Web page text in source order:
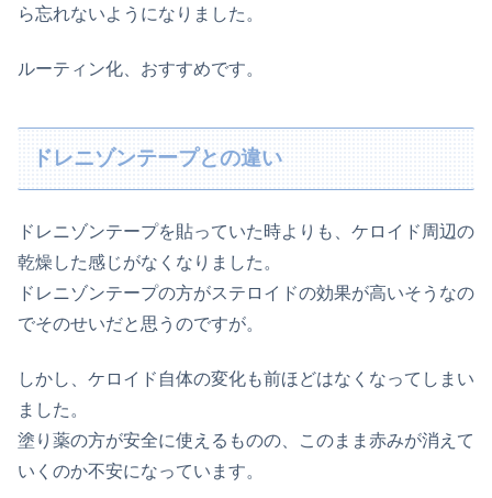
ら忘れないようになりました。
ルーティン化、おすすめです。
ドレニゾンテープとの違い
ドレニゾンテープを貼っていた時よりも、ケロイド周辺の
乾燥した感じがなくなりました。
ドレニゾンテープの方がステロイドの効果が高いそうなの
でそのせいだと思うのですが。
しかし、ケロイド自体の変化も前ほどはなくなってしまい
ました。
塗り薬の方が安全に使えるものの、このまま赤みが消えて
いくのか不安になっています。